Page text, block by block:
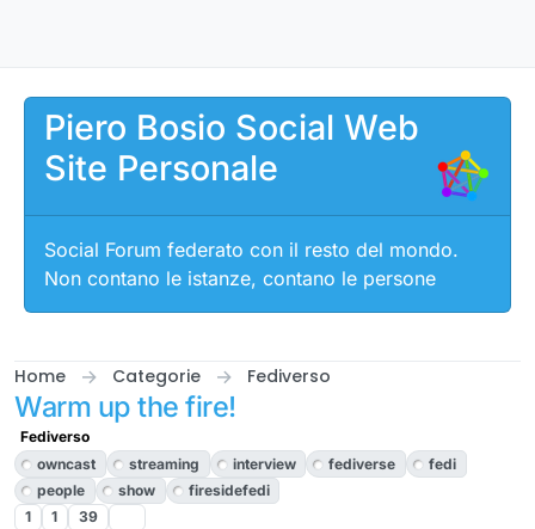
Piero Bosio Social Web
Site Personale
Social Forum federato con il resto del mondo.
Non contano le istanze, contano le persone
Home Categorie Fediverso
Warm up the fire!
Fediverso
owncast
streaming interview fediverse
fedi
people
show
firesidefedi
1
1 39